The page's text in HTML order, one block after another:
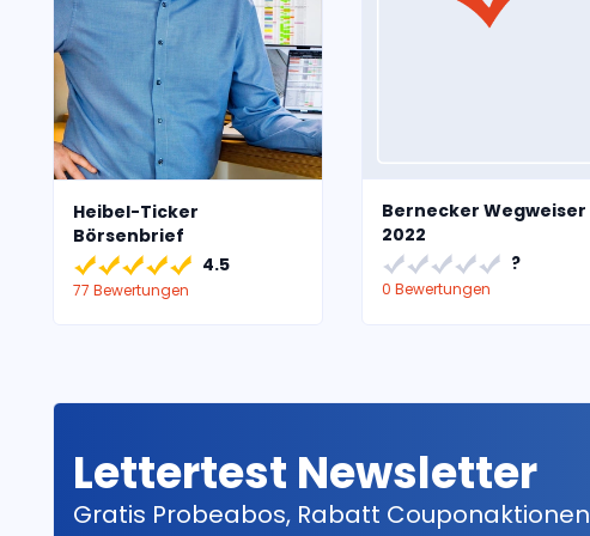
Heibel-Ticker
Börsenbrief
4.5
77 Bewertungen
Bernecker Wegweiser
2022
?
0 Bewertungen
Lettertest Newsletter
Gratis Probeabos, Rabatt Couponaktionen